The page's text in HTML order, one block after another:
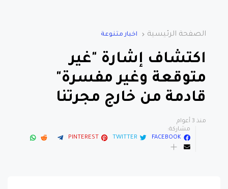
الصفحة الرئيسية اخبار متنوعة
اكتشاف إشارة "غير
متوقعة وغير مفسرة"
قادمة من خارج مجرتنا
منذ 3 أعوام
مشاركة:
FACEBOOK
TWITTER
PINTEREST